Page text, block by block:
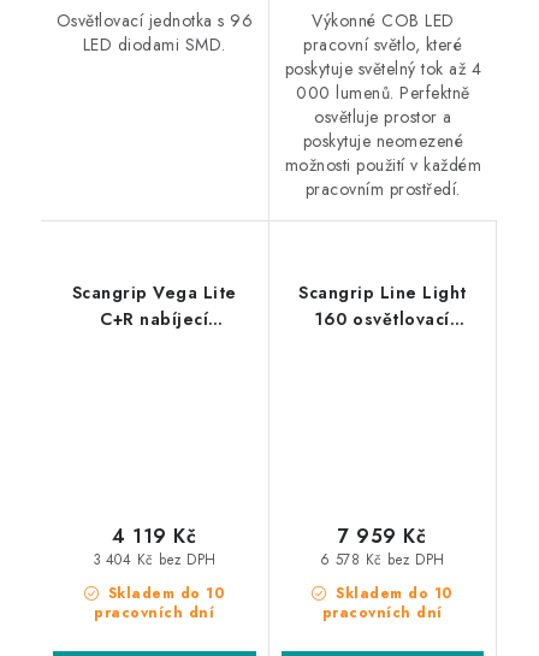
Osvětlovací jednotka s 96
LED diodami SMD.
Výkonné COB LED
pracovní světlo, které
poskytuje světelný tok až 4
000 lumenů. Perfektně
osvětluje prostor a
poskytuje neomezené
možnosti použití v každém
pracovním prostředí.
Scangrip Vega Lite
C+R nabíjecí
Skladem do 10
pracovních dní
3 404 Kč bez DPH
4 119 Kč
Scangrip Line Light
160 osvětlovací
Skladem do 10
pracovních dní
6 578 Kč bez DPH
7 959 Kč